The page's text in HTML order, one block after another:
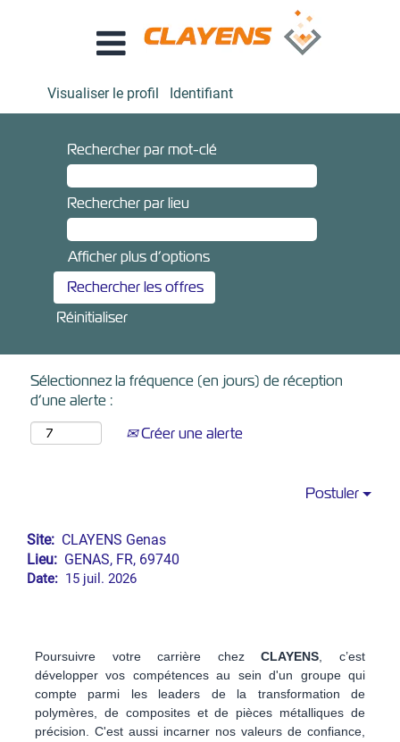
Visualiser le profil Identifiant
Rechercher par mot-clé
Rechercher par lieu
Afficher plus d’options
Réinitialiser
Sélectionnez la fréquence (en jours) de réception
d’une alerte :
Créer une alerte
Postuler
Site: CLAYENS Genas
Lieu: GENAS, FR, 69740
Date: 15 juil. 2026
Poursuivre votre carrière chezCLAYENS , c’est
développer vos compétences au sein d'un groupe qui
compte parmi les leaders de la transformation de
polymères, de composites et de pièces métalliques de
précision. C'est aussi incarner nos valeurs de confiance,